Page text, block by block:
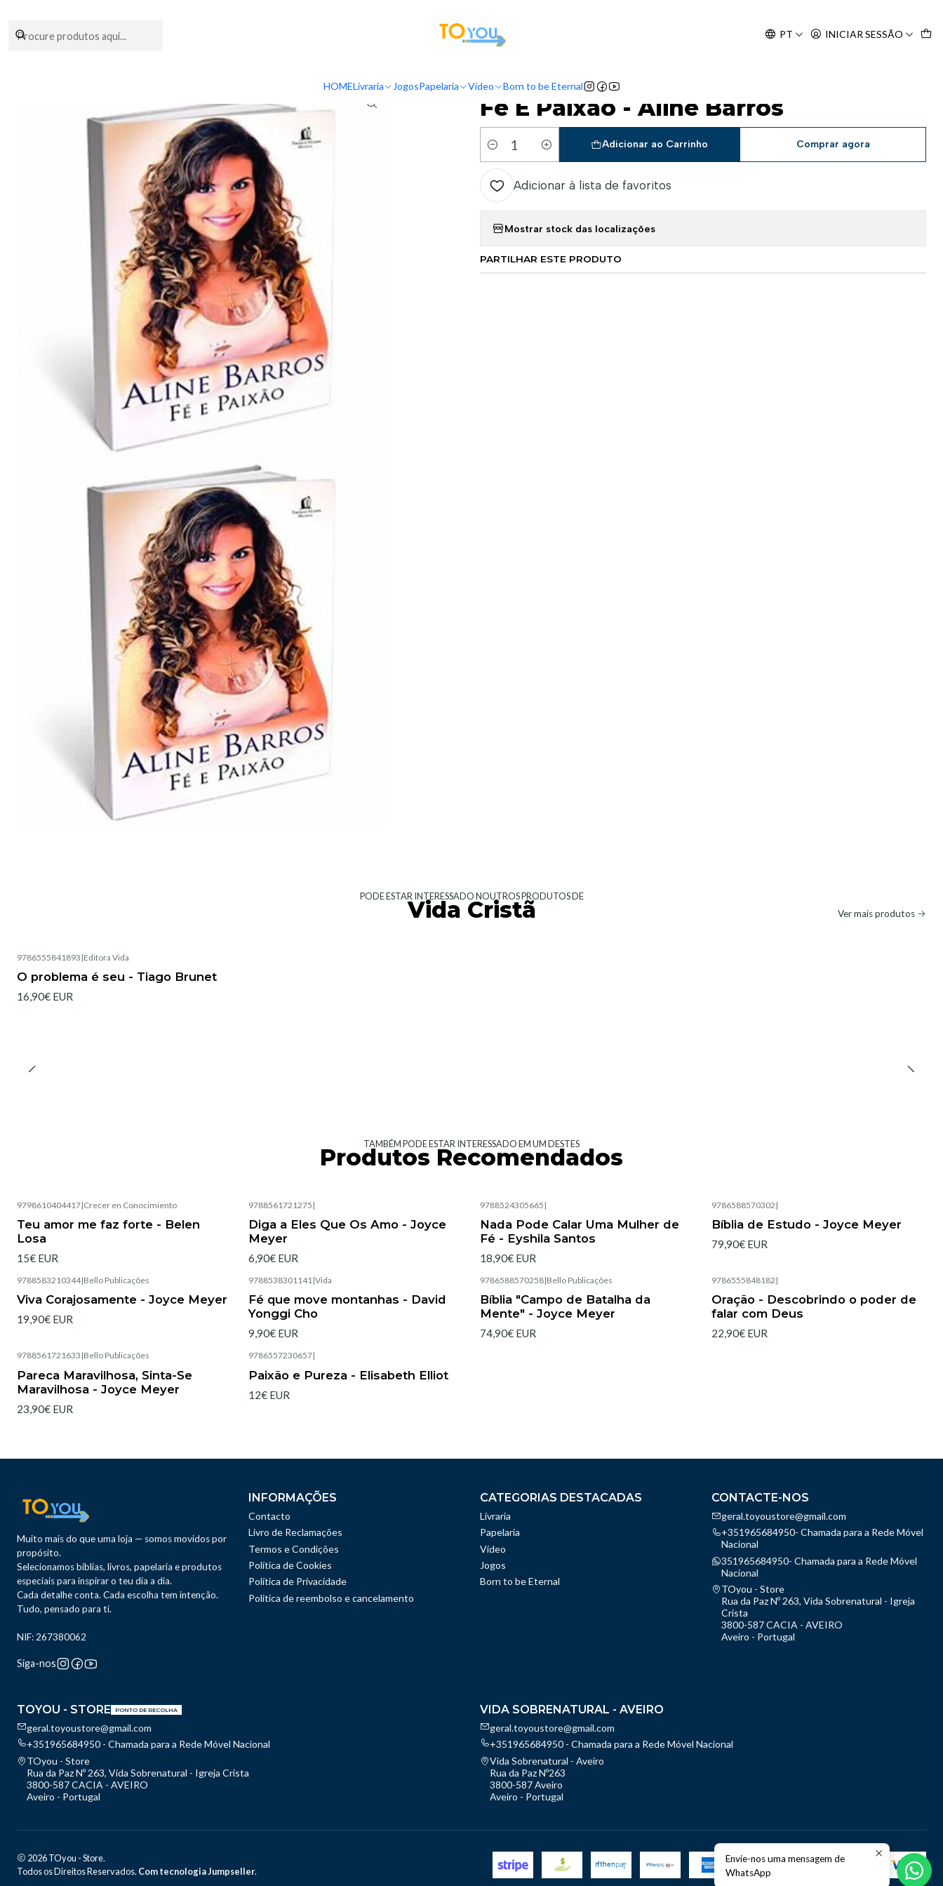
PT INICIAR SESSÃO
HOMELivraria JogosPapelaria Vídeo Born to be Eternal
Vida Cristã Fé E Paixão - Aline Barros
|
Fé E Paixão - Aline Barros
Quantidade
Adicionar ao Carrinho Comprar agora
Adicionar à lista de favoritos
Mostrar stock das localizações
PARTILHAR ESTE PRODUTO
PODE ESTAR INTERESSADO NOUTROS PRODUTOS DE
Vida Cristã Ver mais produtos
9786555841893 |Editora Vida
O problema é seu - Tiago Brunet
16,90€ EUR
TAMBÉM PODE ESTAR INTERESSADO EM UM DESTES
Produtos Recomendados
9798610404417|Crecer en Conocimiento
Teu amor me faz forte - Belen
Losa
15€ EUR
9788561721275 |
Diga a Eles Que Os Amo - Joyce
Meyer
6,90€ EUR
9788524305665 |
Nada Pode Calar Uma Mulher de
Fé - Eyshila Santos
18,90€ EUR
9786588570302 |
Bíblia de Estudo - Joyce Meyer
79,90€ EUR
9788583210344|Bello Publicações
Viva Corajosamente - Joyce Meyer
19,90€ EUR
9788538301141 |Vida
Fé que move montanhas - David
Yonggi Cho
9,90€ EUR
9786588570258|Bello Publicações
Bíblia "Campo de Batalha da
Mente" - Joyce Meyer
74,90€ EUR
9786555848182 |
Oração - Descobrindo o poder de
falar com Deus
22,90€ EUR
9788561721633 |Bello Publicações
Pareca Maravilhosa, Sinta-Se
Maravilhosa - Joyce Meyer
23,90€ EUR
9786557230657|
Paixão e Pureza - Elisabeth Elliot
12€ EUR
Muito mais do que uma loja — somos movidos por
propósito.
Selecionamos bíblias, livros, papelaria e produtos
especiais para inspirar o teu dia a dia.
Cada detalhe conta. Cada escolha tem intenção.
Tudo, pensado para ti.
NIF: 267380062
Siga-nos
INFORMAÇÕES
Contacto
Livro de Reclamações
Termos e Condições
Política de Cookies
Política de Privacidade
Politica de reembolso e cancelamento
CATEGORIAS DESTACADAS
Livraria
Papelaria
Vídeo
Jogos
Born to be Eternal
CONTACTE-NOS
geral.toyoustore@gmail.com
+351965684950- Chamada para a Rede Móvel
Nacional
351965684950- Chamada para a Rede Móvel
Nacional
TOyou - Store
Rua da Paz Nº 263, Vida Sobrenatural - Igreja
Crista
3800-587 CACIA - AVEIRO
Aveiro - Portugal
TOYOU - STORE PONTO DE RECOLHA
geral.toyoustore@gmail.com
+351965684950 - Chamada para a Rede Móvel Nacional
TOyou - Store
Rua da Paz Nº 263, Vida Sobrenatural - Igreja Crista
3800-587 CACIA - AVEIRO
Aveiro - Portugal
VIDA SOBRENATURAL - AVEIRO
geral.toyoustore@gmail.com
+351965684950 - Chamada para a Rede Móvel Nacional
Vida Sobrenatural - Aveiro
Rua da Paz Nº263
3800-587 Aveiro
Aveiro - Portugal
2026 TOyou - Store.
Todos os Direitos Reservados. Com tecnologia Jumpseller.
Envie-nos uma mensagem de
WhatsApp